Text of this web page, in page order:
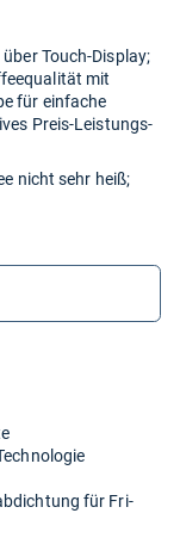
Touch-Display;
mit
für einfache
Preis-Leistungs-
nicht sehr heiß;
für Fri­